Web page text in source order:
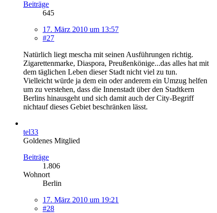
Beiträge
645
17. März 2010 um 13:57
#27
Natürlich liegt mescha mit seinen Ausführungen richtig.
Zigarettenmarke, Diaspora, Preußenkönige...das alles hat mit
dem täglichen Leben dieser Stadt nicht viel zu tun.
Vielleicht würde ja dem ein oder anderem ein Umzug helfen
um zu verstehen, dass die Innenstadt über den Stadtkern
Berlins hinausgeht und sich damit auch der City-Begriff
nichtauf dieses Gebiet beschränken lässt.
tel33
Goldenes Mitglied
Beiträge
1.806
Wohnort
Berlin
17. März 2010 um 19:21
#28